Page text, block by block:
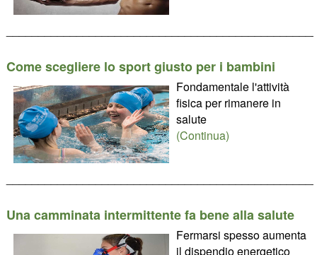
Come scegliere lo sport giusto per i bambini
Fondamentale l'attività
fisica per rimanere in
salute
(Continua)
Una camminata intermittente fa bene alla salute
Fermarsi spesso aumenta
il dispendio energetico